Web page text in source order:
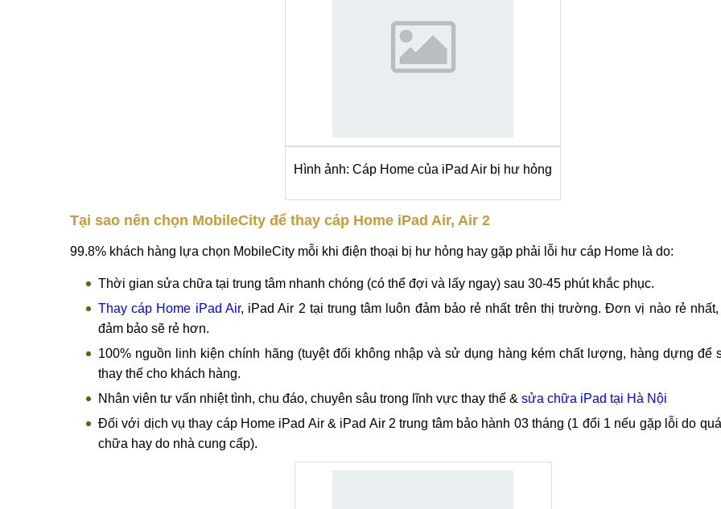
Hình ảnh: Cáp Home của iPad Air bị hư hỏng
Tại sao nên chọn MobileCity để thay cáp Home iPad Air, Air 2
99.8% khách hàng lựa chọn MobileCity mỗi khi điện thoại bị hư hỏng hay gặp phải lỗi hư cáp Home là do:
Thời gian sửa chữa tại trung tâm nhanh chóng (có thể đợi và lấy ngay) sau 30-45 phút khắc phục.
Thay cáp Home iPad Air, iPad Air 2 tại trung tâm luôn đảm bảo rẻ nhất trên thị trường. Đơn vị nào rẻ
đảm bảo sẽ rẻ hơn.
100% nguồn linh kiện chính hãng (tuyệt đối không nhập và sử dụng hàng kém chất lượng, hàng dựng để
thay thế cho khách hàng.
Nhân viên tư vấn nhiệt tình, chu đáo, chuyên sâu trong lĩnh vực thay thế & sửa chữa iPad tại Hà Nội
Đối với dịch vụ thay cáp Home iPad Air & iPad Air 2 trung tâm bảo hành 03 tháng (1 đổi 1 nếu gặp lỗi do
chữa hay do nhà cung cấp).